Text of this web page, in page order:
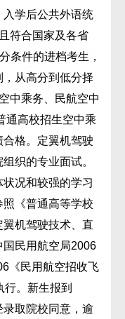
学后公共外语统
合国家及各省
条件的进档考生，
从高分到低分择
乘务、民航空中
通高校招生空中乘
格。定翼机驾驶
织的专业面试。
况和较强的学习
《普通高等学校
机驾驶技术、直
民用航空局2006
《民用航空招收飞
执行。新生报到
取院校同意，逾